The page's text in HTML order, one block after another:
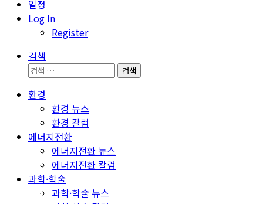
일정
Log In
Register
검색
검
환경
환경 뉴스
환경 칼럼
에너지전환
에너지전환 뉴스
에너지전환 칼럼
과학·학술
과학·학술 뉴스